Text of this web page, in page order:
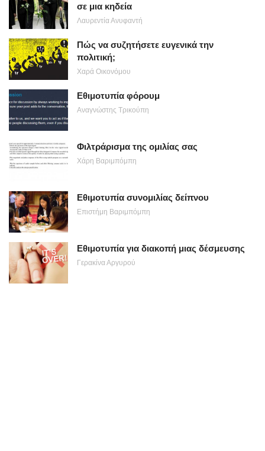
σε μια κηδεία
Λαυρεντία Ανυφαντή
Πώς να συζητήσετε ευγενικά την
πολιτική;
Χαρά Οικονόμου
Εθιμοτυπία φόρουμ
Αναγνώστης Τρικούπη
Φιλτράρισμα της ομιλίας σας
Χάρη Βαριμπόμπη
Εθιμοτυπία συνομιλίας δείπνου
Επιστήμη Βαριμπόμπη
Εθιμοτυπία για διακοπή μιας δέσμευσης
Γερακίνα Αργυρού